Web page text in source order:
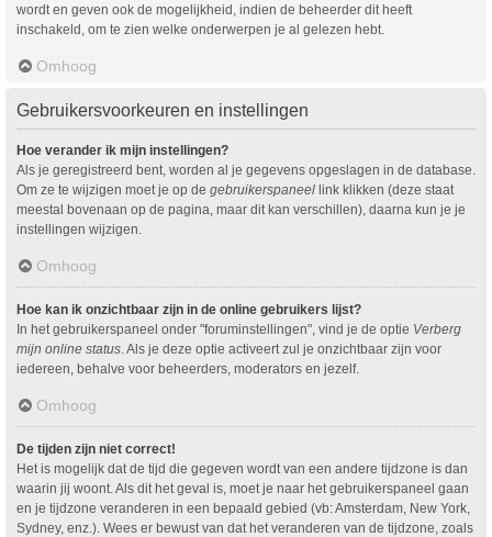
wordt en geven ook de mogelijkheid, indien de beheerder dit heeft
inschakeld, om te zien welke onderwerpen je al gelezen hebt.
Omhoog
Gebruikersvoorkeuren en instellingen
Hoe verander ik mijn instellingen?
Als je geregistreerd bent, worden al je gegevens opgeslagen in de database.
Om ze te wijzigen moet je op de gebruikerspaneel link klikken (deze staat
meestal bovenaan op de pagina, maar dit kan verschillen), daarna kun je je
instellingen wijzigen.
Omhoog
Hoe kan ik onzichtbaar zijn in de online gebruikers lijst?
In het gebruikerspaneel onder "foruminstellingen", vind je de optie Verberg
mijn online status . Als je deze optie activeert zul je onzichtbaar zijn voor
iedereen, behalve voor beheerders, moderators en jezelf.
Omhoog
De tijden zijn niet correct!
Het is mogelijk dat de tijd die gegeven wordt van een andere tijdzone is dan
waarin jij woont. Als dit het geval is, moet je naar het gebruikerspaneel gaan
en je tijdzone veranderen in een bepaald gebied (vb: Amsterdam, New York,
Sydney, enz.). Wees er bewust van dat het veranderen van de tijdzone, zoals